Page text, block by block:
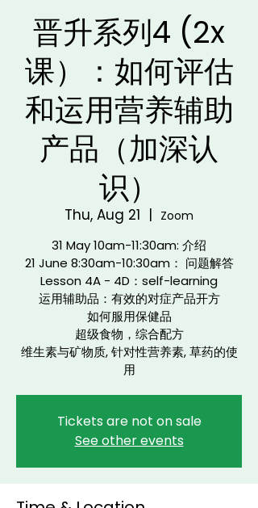
晋升系列4 (2x
课）：如何评估
和运用营养辅助
产品（加深认
识）
Thu, Aug 21
  |
Zoom
31 May 10am-11:30am: 介绍
21 June 8:30am-10:30am： 问题解答
Lesson 4A - 4D：self-learning
运用辅助品：有效的对症产品开方
如何服用保健品
超级食物，综合配方
维生素与矿物质, 针对性营养素, 草药的使
用
Tickets are not on sale
See other events